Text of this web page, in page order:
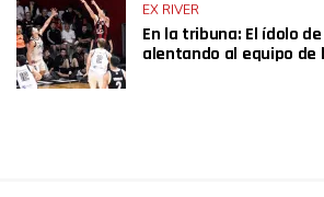
EX RIVER
En la tribuna: El ídolo
alentando al equipo de